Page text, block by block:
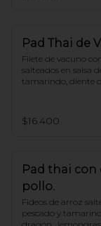
Pad Thai de
Filete de vacuno
salteados en salsa
tamarindo, diente
$16.400
Pad thai con
pollo.
Fideos de arroz
pescado y